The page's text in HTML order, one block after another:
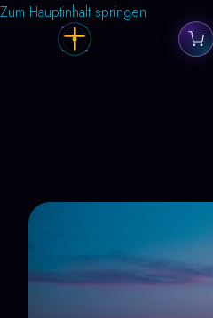
Zum Hauptinhalt springen